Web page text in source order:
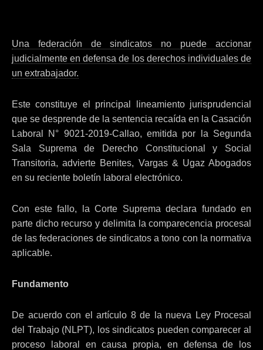
Una federación de sindicatos no puede accionar
judicialmente en defensa de los derechos individuales de
un extrabajador.
Este constituye el principal lineamiento jurisprudencial
que se desprende de la sentencia recaída en la Casación
Laboral N° 9021-2019-Callao, emitida por la Segunda
Sala Suprema de Derecho Constitucional y Social
Transitoria, advierte Benites, Vargas & Ugaz Abogados
en su reciente boletín laboral electrónico.
Con este fallo, la Corte Suprema declara fundado en
parte dicho recurso y delimita la comparecencia procesal
de las federaciones de sindicatos a tono con la normativa
aplicable.
Fundamento
De acuerdo con el artículo 8 de la nueva Ley Procesal
del Trabajo (NLPT), los sindicatos pueden comparecer al
proceso laboral en causa propia, en defensa de los